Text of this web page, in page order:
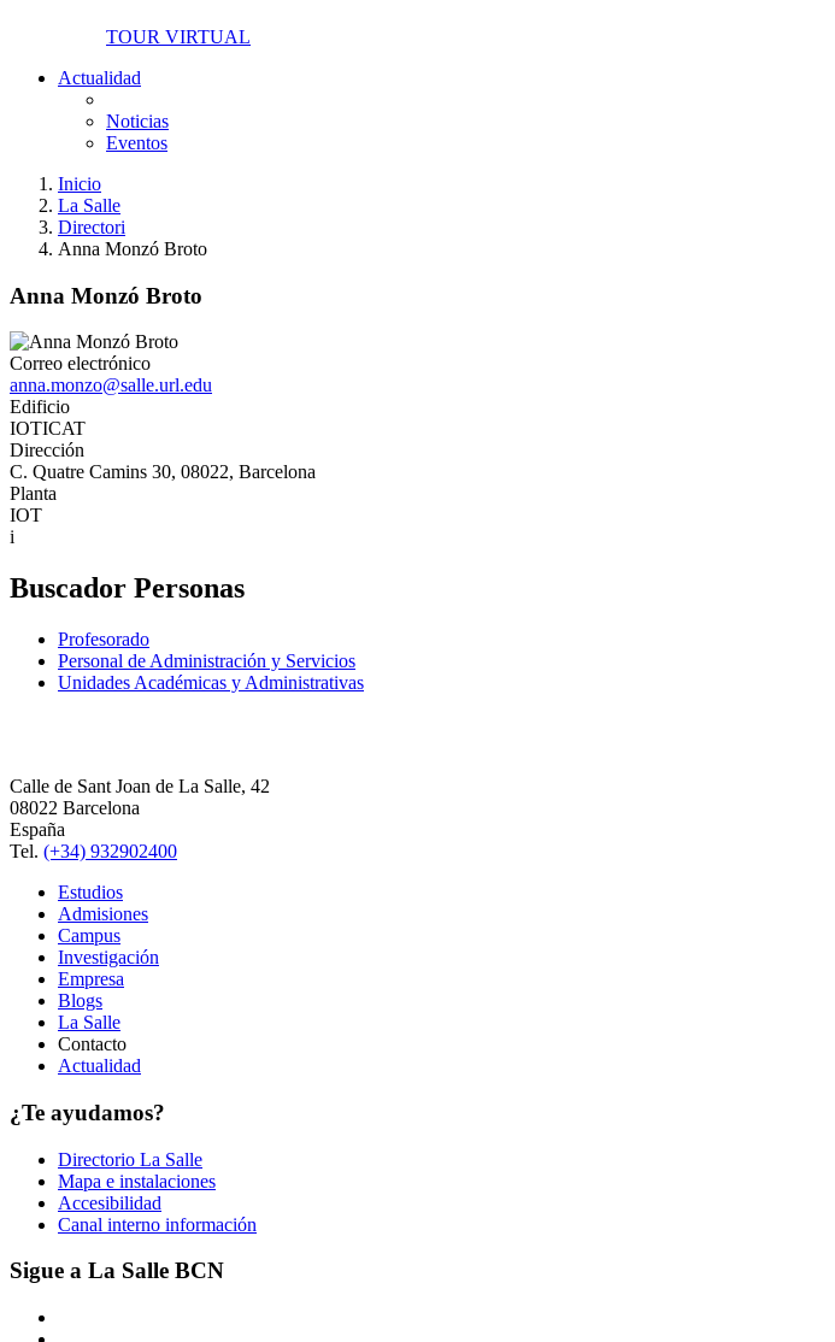
TOUR VIRTUAL
Actualidad
Noticias
Eventos
Inicio
La Salle
Directori
Anna Monzó Broto
Anna Monzó Broto
Correo electrónico
anna.monzo@salle.url.edu
Edificio
IOTICAT
Dirección
C. Quatre Camins 30, 08022, Barcelona
Planta
IOT
i
Buscador Personas
Profesorado
Personal de Administración y Servicios
Unidades Académicas y Administrativas
Calle de Sant Joan de La Salle, 42
08022 Barcelona
España
Tel. (+34) 932902400
Estudios
Admisiones
Campus
Investigación
Empresa
Blogs
La Salle
Contacto
Actualidad
¿Te ayudamos?
Directorio La Salle
Mapa e instalaciones
Accesibilidad
Canal interno información
Sigue a La Salle BCN